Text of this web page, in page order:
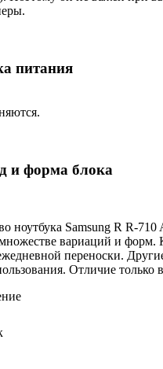
питания
и форма блока
ноутбука Samsung R R-
вариаций и форм.
переноски.
Отличие только